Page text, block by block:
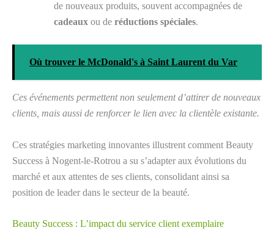
de nouveaux produits, souvent accompagnées de
cadeaux ou de réductions spéciales.
Où trouver le McDonald's à Saint Laurent du Var
Ces événements permettent non seulement d’attirer de nouveaux
clients, mais aussi de renforcer le lien avec la clientèle existante.
Ces stratégies marketing innovantes illustrent comment Beauty
Success à Nogent-le-Rotrou a su s’adapter aux évolutions du
marché et aux attentes de ses clients, consolidant ainsi sa
position de leader dans le secteur de la beauté.
Beauty Success : L’impact du service client exemplaire